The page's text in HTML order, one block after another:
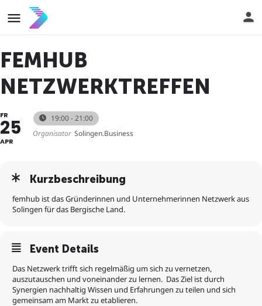
FEMHUB
NETZWERKTREFFEN
FR
25
APR
19:00 - 21:00
Organisator Solingen.Business
Kurzbeschreibung
femhub ist das Gründerinnen und Unternehmerinnen Netzwerk aus
Solingen für das Bergische Land.
Event Details
Das Netzwerk trifft sich regelmäßig um sich zu vernetzen,
auszutauschen und voneinander zu lernen. Das Ziel ist durch
Synergien nachhaltig Wissen und Erfahrungen zu teilen und sich
gemeinsam am Markt zu etablieren.